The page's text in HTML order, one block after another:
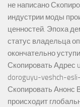
не написано
индустрии моды
ценностей. Эпоха
статус владельца
окончательно
Скопировать Адрес
doroguyu-veshch-
Скопировать Анонс
происходит